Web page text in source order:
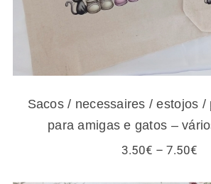
Sacos / necessaires / estojos /
para amigas e gatos –
3.50€ – 7.50€